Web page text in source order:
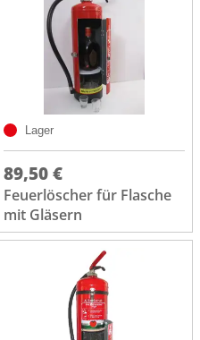
Lager
89,50 €
Feuerlöscher für Flasche
mit Gläsern